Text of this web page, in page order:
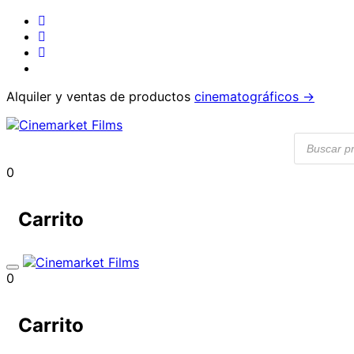
Alquiler y ventas de productos cinematográficos →
Búsqueda
de
productos
0
Carrito
0
Carrito